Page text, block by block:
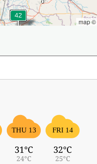
map ©
THU 13
31°C
24°C
FRI 14
32°C
25°C